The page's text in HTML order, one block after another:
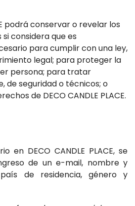
podrá conservar o revelar los
considera que es
para cumplir con una ley,
legal; para proteger la
persona; para tratar
de seguridad o técnicos; o
de DECO CANDLE PLACE.
en DECO CANDLE PLACE, se
de un e-mail, nombre y
de residencia, género y